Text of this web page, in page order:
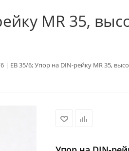
MR 35,
| EB 35/6; Упор на DIN-рейку MR 35,